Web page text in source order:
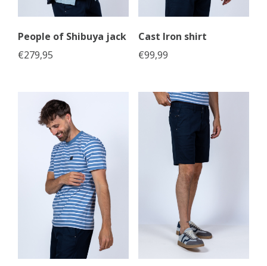
People of Shibuya jack
€279,95
Cast Iron shirt
€99,99